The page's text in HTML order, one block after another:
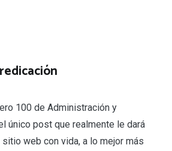
100 de Administración y
único post que realmente le dará
web con vida, a lo mejor más